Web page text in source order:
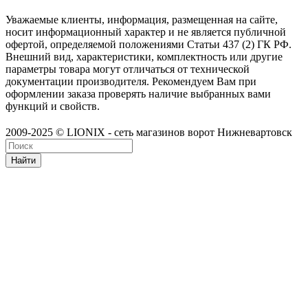
Уважаемые клиенты, информация, размещенная на сайте,
носит информационный характер и не является публичной
офертой, определяемой положениями Статьи 437 (2) ГК РФ.
Внешний вид, характеристики, комплектность или другие
параметры товара могут отличаться от технической
документации производителя. Рекомендуем Вам при
оформлении заказа проверять наличие выбранных вами
функций и свойств.
2009-2025 © LIONIX - сеть магазинов ворот Нижневартовск
Найти